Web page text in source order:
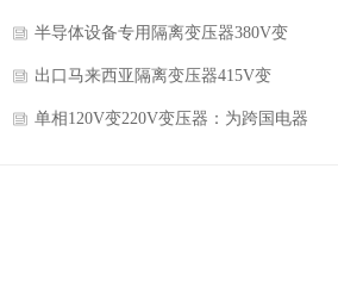
460V/60Hz电网打造的“全能电压适配
器”
半导体设备专用隔离变压器380V变
208V：为晶圆制造筑起“电力护城河”
出口马来西亚隔离变压器415V变
380V：为设备穿上“电压防护甲”
单相120V变220V变压器：为跨国电器